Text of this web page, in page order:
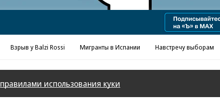
Взрыв у Balzi Rossi Мигранты в Испании Навстречу выборам
правилами использования куки